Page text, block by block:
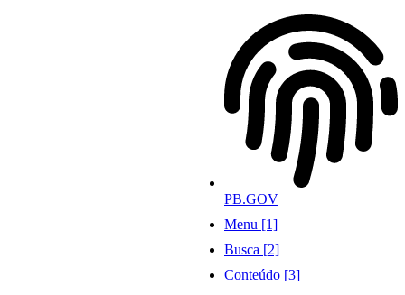
PB.GOV
Menu [1]
Busca [2]
Conteúdo [3]